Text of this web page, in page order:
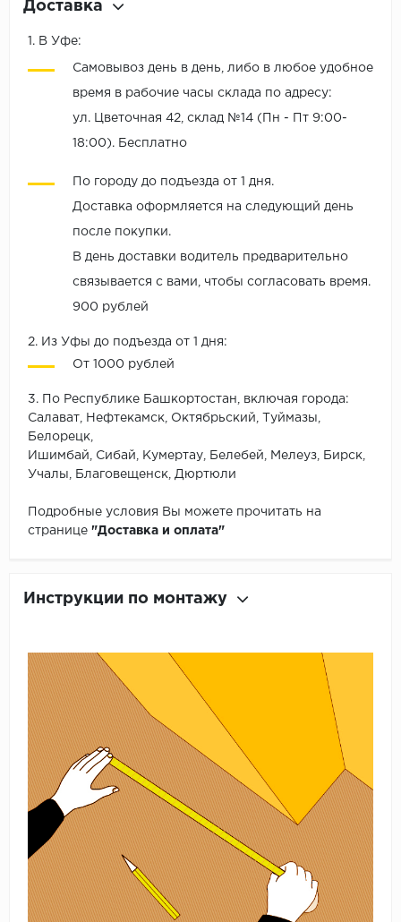
Доставка
1. В Уфе:
Самовывоз день в день, либо в любое удобное
время в рабочие часы склада по адресу:
ул. Цветочная 42, склад №14 (Пн - Пт 9:00-
18:00). Бесплатно
По городу до подъезда от 1 дня.
Доставка оформляется на следующий день
после покупки.
В день доставки водитель предварительно
связывается с вами, чтобы согласовать время.
900 рублей
2. Из Уфы до подъезда от 1 дня:
От 1000 рублей
3. По Республике Башкортостан, включая города:
Салават, Нефтекамск, Октябрьский, Туймазы,
Белорецк,
Ишимбай, Сибай, Кумертау, Белебей, Мелеуз, Бирск,
Учалы, Благовещенск, Дюртюли
Подробные условия Вы можете прочитать на
странице "Доставка и оплата"
Инструкции по монтажу